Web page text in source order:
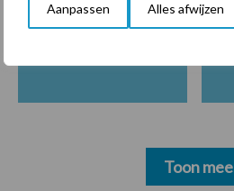
Aanpassen Alles afwijzen
Toon